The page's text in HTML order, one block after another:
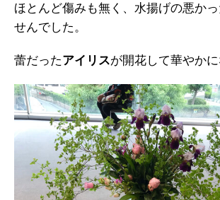
ほとんど傷みも無く、水揚げの悪か
せんでした。
蕾だったアイリスが開花して華やかに